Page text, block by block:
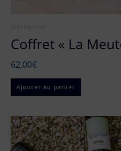
Uncategorized
Coffret « La
62,00€
Ajouter au panier